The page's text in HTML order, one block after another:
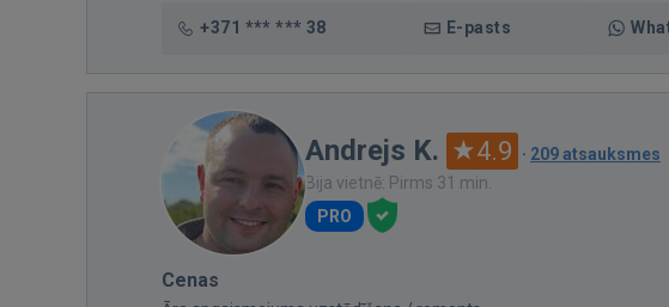
+371 *** *** 38 E-pasts
Andrejs K. 4.9 · 209 atsauksmes
Bija vietnē: Pirms 31 min.
PRO
Cenas